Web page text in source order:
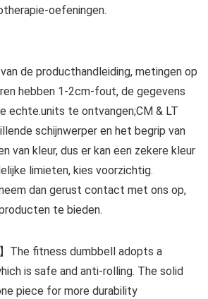
oefeningen.
de producthandleiding, metingen op
hebben 1-2cm-fout, de gegevens
echte.units te ontvangen;CM & LT
schijnwerper en het begrip van
van kleur, dus er kan een zekere kleur
limieten, kies voorzichtig.
dan gerust contact met ons op,
te bieden.
】The fitness dumbbell adopts a
is safe and anti-rolling. The solid
piece for more durability